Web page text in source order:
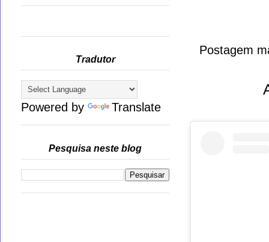
Postagem
Tradutor
Powered by Translate
Pesquisa neste blog